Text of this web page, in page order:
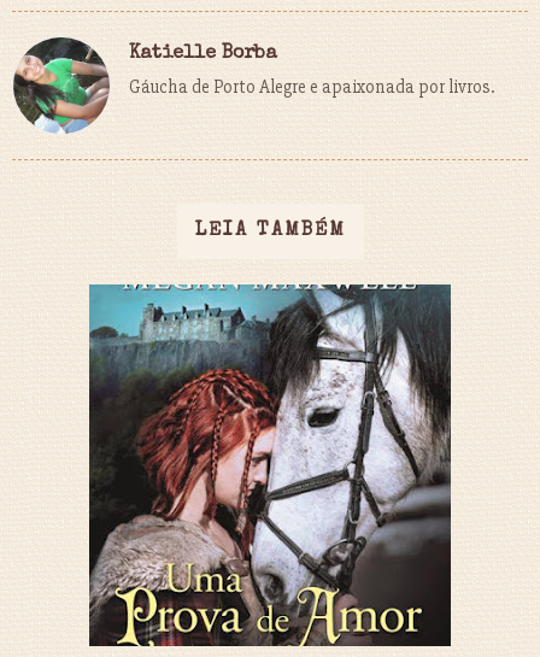
Katielle Borba
Gáucha de Porto Alegre e apaixonada por livros.
LEIA TAMBÉM